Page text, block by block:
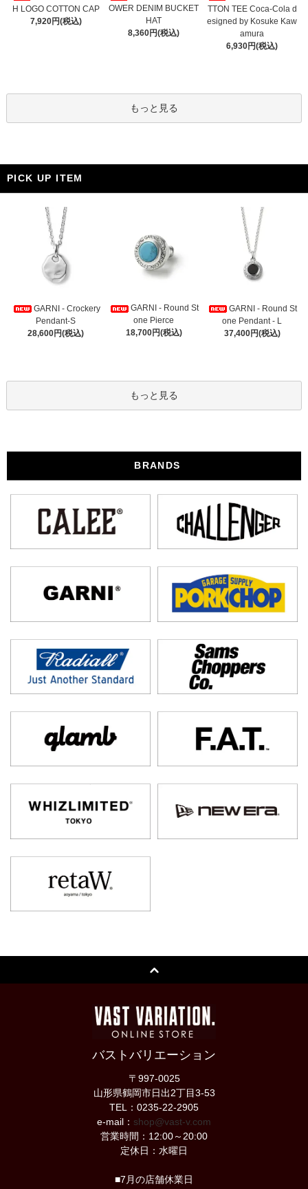
H LOGO COTTON CAP
7,920円(税込)
OWER DENIM BUCKET
HAT
8,360円(税込)
TTON TEE Coca-Cola d
esigned by Kosuke Kaw
amura
6,930円(税込)
もっと見る
PICK UP ITEM
GARNI - Crockery
Pendant-S
28,600円(税込)
GARNI - Round St
one Pierce
18,700円(税込)
GARNI - Round St
one Pendant - L
37,400円(税込)
もっと見る
BRANDS
バストバリエーション
〒997-0025
山形県鶴岡市日出2丁目3-53
TEL：0235-22-2905
e-mail： shop@vast-v.com
営業時間：12:00～20:00
定休日：水曜日
■7月の店舗休業日